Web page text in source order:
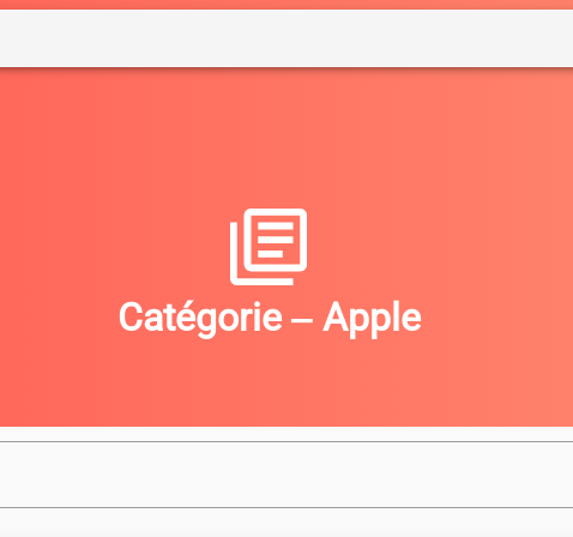
Catégorie ‒ Apple